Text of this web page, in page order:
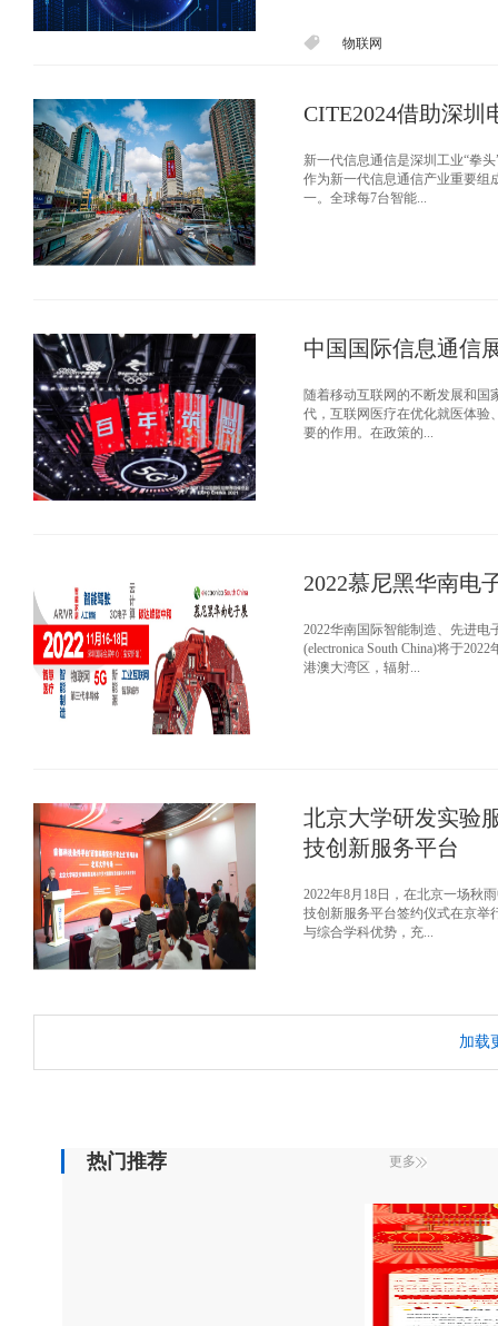
物联网
CITE2024借助深
新一代信息通信是深圳工业“拳
作为新一代信息通信产业重要组
一。全球每7台智能...
中国国际信息通信
随着移动互联网的不断发展和国
代，互联网医疗在优化就医体验
要的作用。在政策的...
2022慕尼黑华南电
2022华南国际智能制造、先进
(electronica South China)将于
港澳大湾区，辐射...
北京大学研发实验
技创新服务平台
2022年8月18日，在北京一场秋
技创新服务平台签约仪式在京举
与综合学科优势，充...
加载
热门推荐 更多